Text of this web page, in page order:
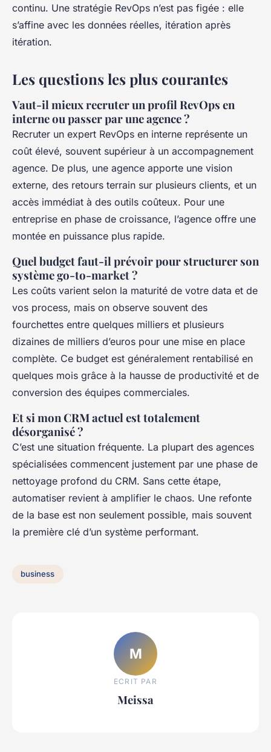
continu. Une stratégie RevOps n’est pas figée : elle
s’affine avec les données réelles, itération après
itération.
Les questions les plus courantes
Vaut-il mieux recruter un profil RevOps en
interne ou passer par une agence ?
Recruter un expert RevOps en interne représente un
coût élevé, souvent supérieur à un accompagnement
agence. De plus, une agence apporte une vision
externe, des retours terrain sur plusieurs clients, et un
accès immédiat à des outils coûteux. Pour une
entreprise en phase de croissance, l’agence offre une
montée en puissance plus rapide.
Quel budget faut-il prévoir pour structurer son
système go-to-market ?
Les coûts varient selon la maturité de votre data et de
vos process, mais on observe souvent des
fourchettes entre quelques milliers et plusieurs
dizaines de milliers d’euros pour une mise en place
complète. Ce budget est généralement rentabilisé en
quelques mois grâce à la hausse de productivité et de
conversion des équipes commerciales.
Et si mon CRM actuel est totalement
désorganisé ?
C’est une situation fréquente. La plupart des agences
spécialisées commencent justement par une phase de
nettoyage profond du CRM. Sans cette étape,
automatiser revient à amplifier le chaos. Une refonte
de la base est non seulement possible, mais souvent
la première clé d’un système performant.
business
M
ECRIT PAR
Meissa